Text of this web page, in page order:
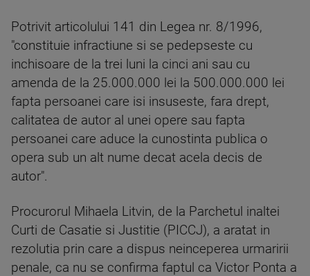
Potrivit articolului 141 din Legea nr. 8/1996,
"constituie infractiune si se pedepseste cu
inchisoare de la trei luni la cinci ani sau cu
amenda de la 25.000.000 lei la 500.000.000 lei
fapta persoanei care isi insuseste, fara drept,
calitatea de autor al unei opere sau fapta
persoanei care aduce la cunostinta publica o
opera sub un alt nume decat acela decis de
autor".
Procurorul Mihaela Litvin, de la Parchetul inaltei
Curti de Casatie si Justitie (PICCJ), a aratat in
rezolutia prin care a dispus neinceperea urmaririi
penale, ca nu se confirma faptul ca Victor Ponta a